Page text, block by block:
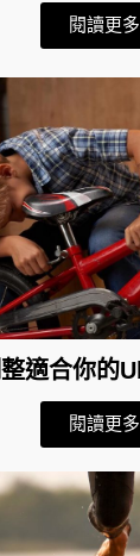
閱讀更多
適合你的
閱讀更多